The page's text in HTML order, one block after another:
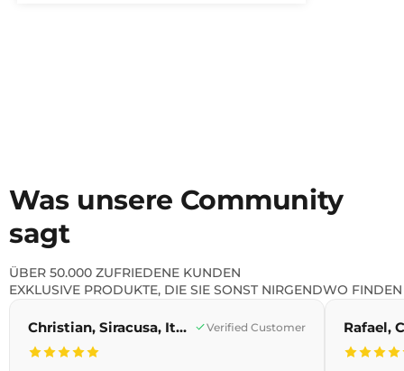
Was unsere Community
sagt
ÜBER 50.000 ZUFRIEDENE KUNDEN
EXKLUSIVE PRODUKTE, DIE SIE SONST NIRGENDWO FINDEN
Christian, Siracusa, Italien Verified Customer